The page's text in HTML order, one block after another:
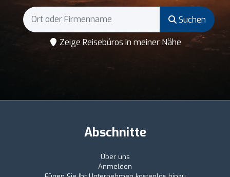
Suchen
Zeige Reisebüros in meiner Nähe
Abschnitte
Über uns
Anmelden